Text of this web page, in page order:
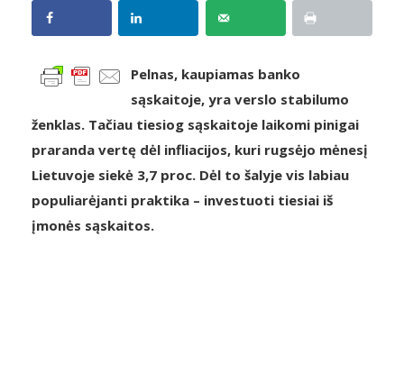
Pelnas, kaupiamas banko
sąskaitoje, yra verslo stabilumo
ženklas. Tačiau tiesiog sąskaitoje laikomi pinigai
praranda vertę dėl infliacijos, kuri rugsėjo mėnesį
Lietuvoje siekė 3,7 proc. Dėl to šalyje vis labiau
populiarėjanti praktika – investuoti tiesiai iš
įmonės sąskaitos.